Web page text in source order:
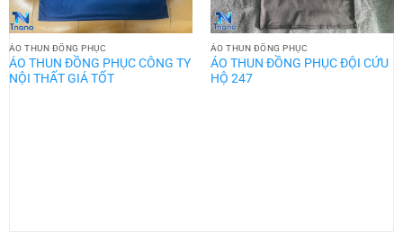
ÁO THUN ĐỒNG PHỤC
ÁO THUN ĐỒNG PHỤC CÔNG TY
NỘI THẤT GIÁ TỐT
ÁO THUN ĐỒNG PHỤC
ÁO THUN ĐỒNG PHỤC ĐỘI CỨU
HỘ 247